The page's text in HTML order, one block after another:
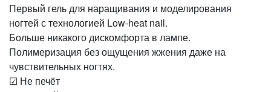
Первый гель для наращивания и моделирования
ногтей с технологией Low-heat nail.
Больше никакого дискомфорта в лампе.
Полимеризация без ощущения жжения даже на
чувствительных ногтях.
☑ Не печёт